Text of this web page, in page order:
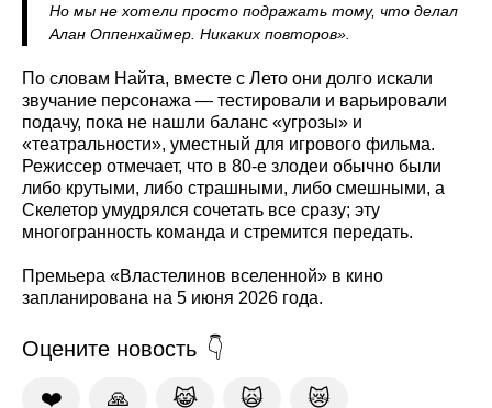
Но мы не хотели просто подражать тому, что делал
Алан Оппенхаймер. Никаких повторов».
По словам Найта, вместе с Лето они долго искали
звучание персонажа — тестировали и варьировали
подачу, пока не нашли баланс «угрозы» и
«театральности», уместный для игрового фильма.
Режиссер отмечает, что в 80-е злодеи обычно были
либо крутыми, либо страшными, либо смешными, а
Скелетор умудрялся сочетать все сразу; эту
многогранность команда и стремится передать.
Премьера «Властелинов вселенной» в кино
запланирована на 5 июня 2026 года.
Оцените новость
❤️ 🙏 😹 🙀 😿